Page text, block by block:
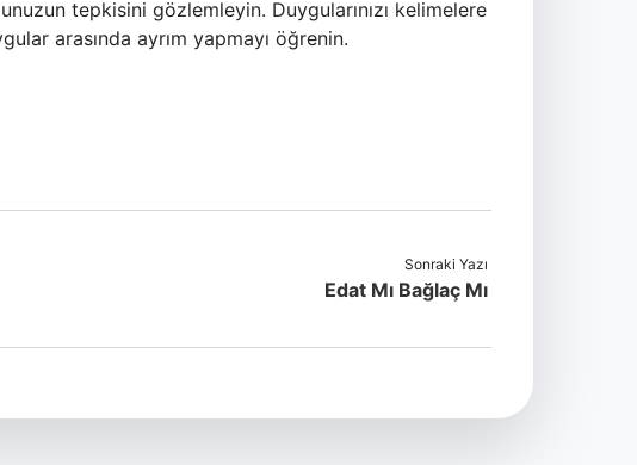
tepkisini gözlemleyin. Duygularınızı kelimelere
arasında ayrım yapmayı öğrenin.
Sonraki Yazı
Edat Mı Bağlaç Mı